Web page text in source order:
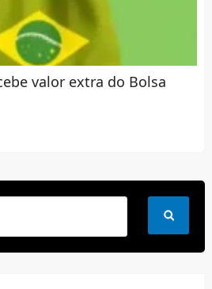
valor extra do Bolsa